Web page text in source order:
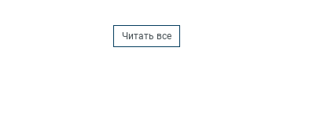
Читать все